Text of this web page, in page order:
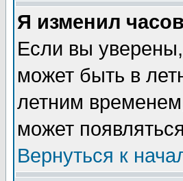
Я изменил
Если вы
может быть в
летним
может
Вернуться к